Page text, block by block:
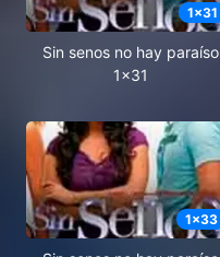
1x31
Sin senos no hay paraíso
1x31
1x33